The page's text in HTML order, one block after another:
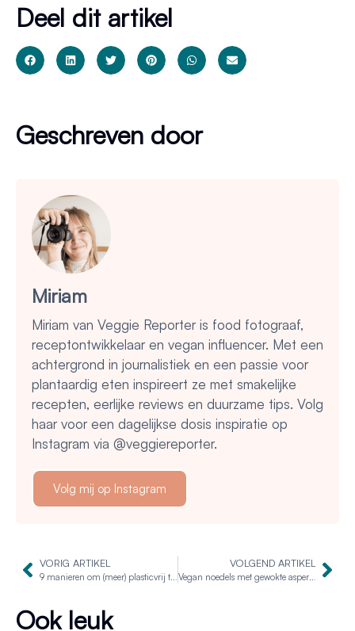
Deel dit artikel
Geschreven door
Miriam
Miriam van Veggie Reporter is food fotograaf,
receptontwikkelaar en vegan influencer. Met een
achtergrond in journalistiek en een passie voor
plantaardig eten inspireert ze met smakelijke
recepten, eerlijke reviews en duurzame tips. Volg
haar voor een dagelijkse dosis inspiratie op
Instagram via @veggiereporter.
Volg mij op Instagram
VORIG ARTIKEL
9 manieren om (meer) plasticvrij te leven
VOLGEND ARTIKEL
Vegan noedels met gewokte asperges en kiemen
Ook leuk